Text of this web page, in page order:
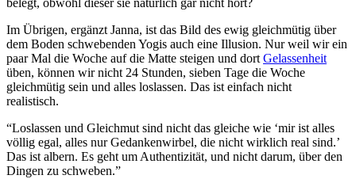
belegt, obwohl dieser sie natürlich gar nicht hört?
Im Übrigen, ergänzt Janna, ist das Bild des ewig gleichmütig über
dem Boden schwebenden Yogis auch eine Illusion. Nur weil wir ein
paar Mal die Woche auf die Matte steigen und dort Gelassenheit
üben, können wir nicht 24 Stunden, sieben Tage die Woche
gleichmütig sein und alles loslassen. Das ist einfach nicht
realistisch.
“Loslassen und Gleichmut sind nicht das gleiche wie ‘mir ist alles
völlig egal, alles nur Gedankenwirbel, die nicht wirklich real sind.’
Das ist albern. Es geht um Authentizität, und nicht darum, über den
Dingen zu schweben.”